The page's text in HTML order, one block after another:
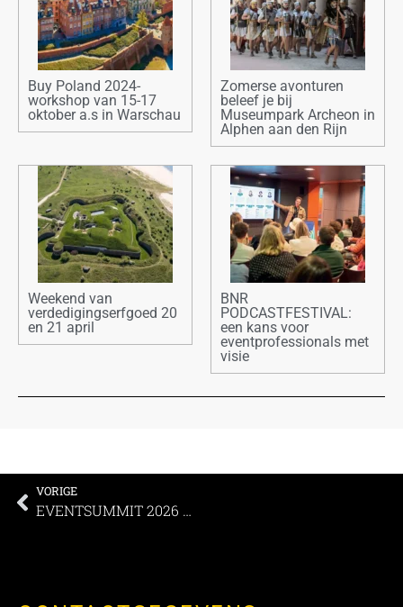
Buy Poland 2024-
workshop van 15-17
oktober a.s in Warschau
Zomerse avonturen
beleef je bij
Museumpark Archeon in
Alphen aan den Rijn
Weekend van
verdedigingserfgoed 20
en 21 april
BNR
PODCASTFESTIVAL:
een kans voor
eventprofessionals met
visie
VORIGE
EVENTSUMMIT 2026 – Groots en veelzijdig